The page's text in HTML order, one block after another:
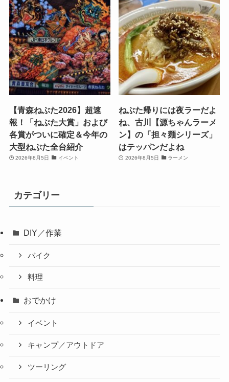
【青森ねぶた2026】超速
報！「ねぶた大賞」および
各賞がついに確定＆今年の
大型ねぶた全台紹介
2026年8月5日 イベント
ねぶた帰りには夜ラーだよ
ね、古川【源ちゃんラーメ
ン】の「担々麺シリーズ」
はテッパンだよね
2026年8月5日 ラーメン
カテゴリー
DIY／作業
バイク
料理
おでかけ
イベント
キャンプ／アウトドア
ツーリング